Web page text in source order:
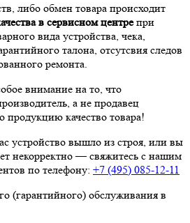
либо обмен товара происходит
в сервисном центрепри
вида устройства, чека,
талона, отсутсвия следов
ремонта.
внимание на то, что
а не продавец
продукцию качество товара!
устройство вышло из строя, или вы
некорректно — свяжитесь с нашим
по телефону: +7 (495) 085-12-11
(гарантийного) обслуживания в